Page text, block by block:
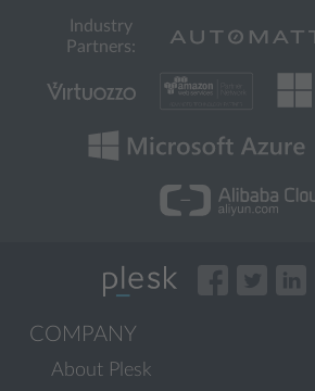
Industry
Partners:
COMPANY
About Plesk